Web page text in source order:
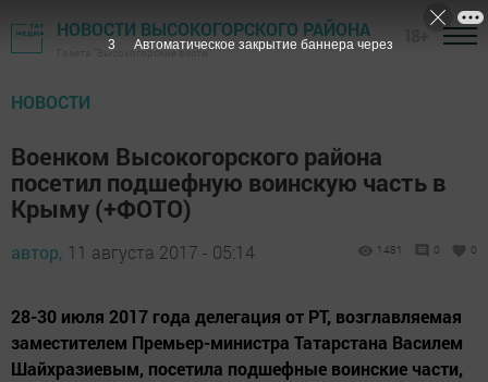
НОВОСТИ ВЫСОКОГОРСКОГО РАЙОНА
Газета "Высокогорские вести"
НОВОСТИ
Военком Высокогорского района
посетил подшефную воинскую часть в
Крыму (+ФОТО)
автор, 11 августа 2017 - 05:14 1481 0 0
28-30 июля 2017 года делегация от РТ, возглавляемая
заместителем Премьер-министра Татарстана Василем
Шайхразиевым, посетила подшефные воинские части,
1 Автоматическое закрытие баннера через